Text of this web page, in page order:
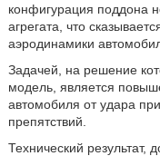
конфигурация поддона
агрегата, что
аэродинамики
Задачей, на решение
модель, является
автомобиля от удара
препятствий.
Технический результат,